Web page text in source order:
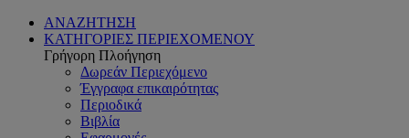
ΑΝΑΖΗΤΗΣΗ
ΚΑΤΗΓΟΡΙΕΣ ΠΕΡΙΕΧΟΜΕΝΟΥ
Γρήγορη Πλοήγηση
Δωρεάν Περιεχόμενο
Έγγραφα επικαιρότητας
Περιοδικά
Βιβλία